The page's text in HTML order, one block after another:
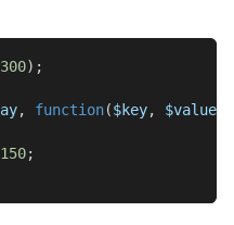
300) ;
, function($key, $value
150;